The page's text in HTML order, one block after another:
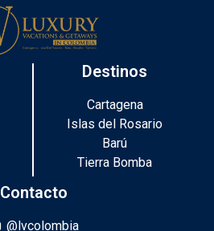
Destinos
Cartagena
Islas del Rosario
Barú
Tierra Bomba
Contacto
@lvcolombia